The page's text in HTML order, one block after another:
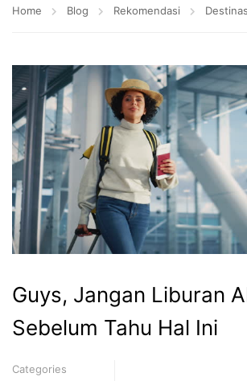
Home Blog Rekomendasi
Guys, Jangan Liburan
Sebelum Tahu Hal Ini
Categories